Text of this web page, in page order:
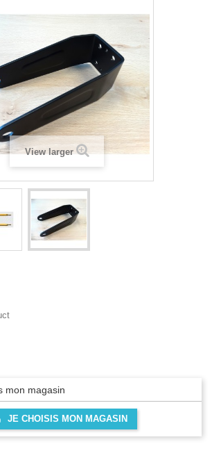
View larger
mon magasin
JE CHOISIS MON MAGASIN